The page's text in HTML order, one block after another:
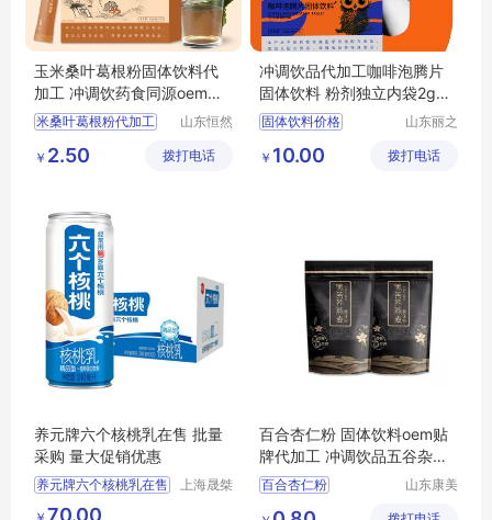
玉米桑叶葛根粉固体饮料代
加工 冲调饮药食同源oem贴
牌定制可拿样
米桑叶葛根粉代加工
固体饮料冲调饮代加工
山东恒然
技有限公
￥ 2.50 拨打电话
冲调饮品代加工咖啡泡腾片
固体饮料 粉剂独立内袋2g定
制OEM贴牌
固体饮料价格
粉剂代加工
山东丽之
技有限公
￥ 10.00 拨打电话
养元牌六个核桃乳在售 批量
采购 量大促销优惠
养元牌六个核桃乳在售
批量采购
上海晟桀
70.00
百合杏仁粉 固体饮料oem贴
牌代加工 冲调饮品五谷杂粮
糊独立包装
百合杏仁粉
山东康美